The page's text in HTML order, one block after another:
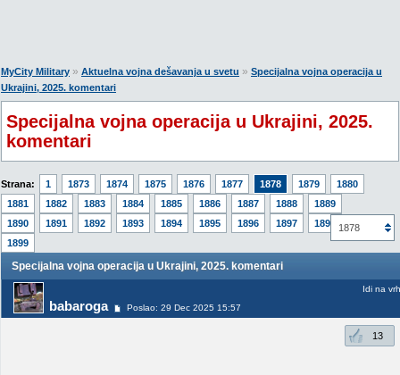
MyCity Military » Aktuelna vojna dešavanja u svetu » Specijalna vojna operacija u
Ukrajini, 2025. komentari
Specijalna vojna operacija u Ukrajini, 2025.
komentari
Strana: 1 1873 1874 1875 1876 1877 1878 1879
1880
1881
1882 1883 1884 1885 1886 1887 1888
1889
1890
1891 1892 1893 1894 1895 1896 1897
1898
1899
1878
Specijalna vojna operacija u Ukrajini, 2025. komentari
babaroga Poslao: 29 Dec 2025 15:57
Idi na vrh
13